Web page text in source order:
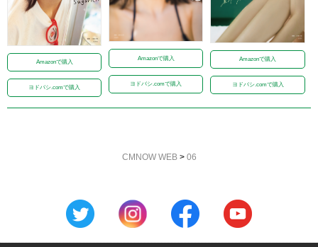
Amazonで購入
ヨドバシ.comで購入
Amazonで購入
ヨドバシ.comで購入
Amazonで購入
ヨドバシ.comで購入
CMNOW WEB> 06